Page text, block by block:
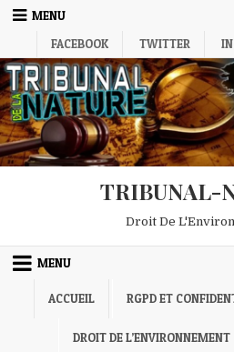
MENU
FACEBOOK
TWITTER
TRIBUNAL-
Droit De
MENU
ACCUEIL RGPD ET
DROIT DE L’ENVIRONNEMENT